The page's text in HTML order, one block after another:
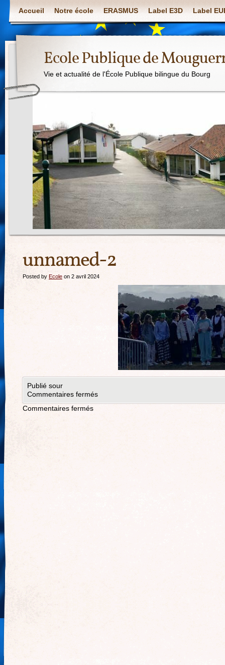
Accueil Notre école ERASMUS Label E3D Label
Ecole Publique de
Vie et actualité de l'École Publique bilingue du Bourg
unnamed-2
Posted by Ecole on 2 avril 2024
Publié sour
Commentaires fermés
Commentaires fermés